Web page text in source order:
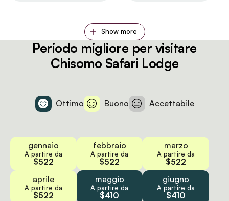
Show more
Periodo migliore per visitare
Chisomo Safari Lodge
Ottimo Buono Accettabile
gennaio
A partire da
$522
febbraio
A partire da
$522
marzo
A partire da
$522
aprile
A partire da
$522
maggio
A partire da
$410
giugno
A partire da
$410